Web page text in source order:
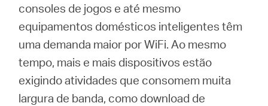
consoles de jogos e até mesmo
equipamentos domésticos inteligentes têm
uma demanda maior por WiFi.Ao mesmo
tempo, mais e mais dispositivos estão
exigindo atividades que consomem muita
largura de banda, como download de